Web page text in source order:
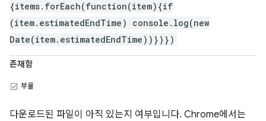
{items.forEach(function(item){if
(item.estimatedEndTime) console.log(new
Date(item.estimatedEndTime))})})
존재함
부울
다운로드된 파일이 아직 있는지 여부입니다. Chrome에서는